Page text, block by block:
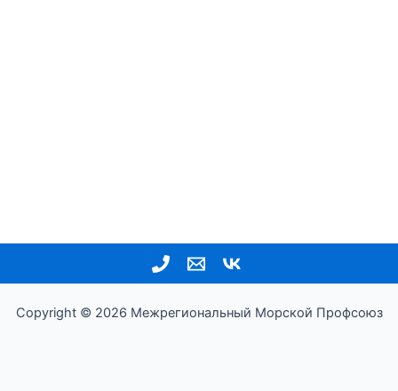
Copyright © 2026 Межрегиональный Морской Профсоюз